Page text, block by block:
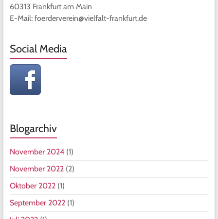
60313 Frankfurt am Main
E-Mail: foerderverein@vielfalt-frankfurt.de
Social Media
Blogarchiv
November 2024(1)
November 2022(2)
Oktober 2022(1)
September 2022(1)